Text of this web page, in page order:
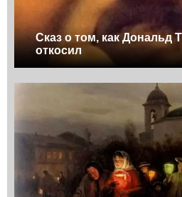
Сказ о том, как Дональд
откосил